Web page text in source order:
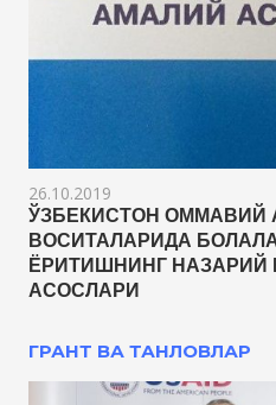
26.10.2019
ЎЗБЕКИСТОН ОММАВИЙ
ВОСИТАЛАРИДА
ЁРИТИШНИНГ НАЗАРИЙ
АСОСЛАРИ
ГРАНТ ВА ТАНЛОВЛАР